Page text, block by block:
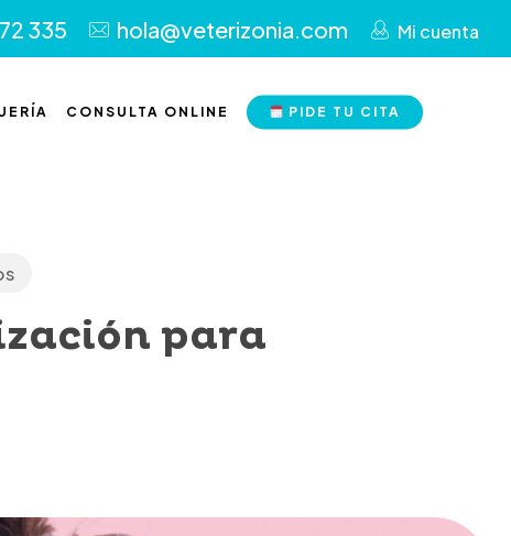
335 hola@veterizonia.com Mi cuenta
CONSULTA ONLINE PIDE TU CITA
para